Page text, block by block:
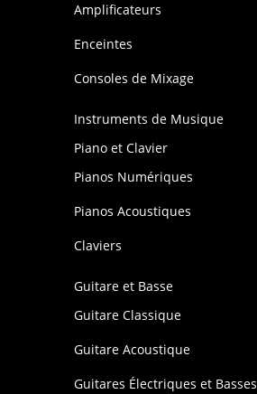
Amplificateurs
Enceintes
Consoles de Mixage
Instruments de Musique
Piano et Clavier
Pianos Numériques
Pianos Acoustiques
Claviers
Guitare et Basse
Guitare Classique
Guitare Acoustique
Guitares Électriques et Basses